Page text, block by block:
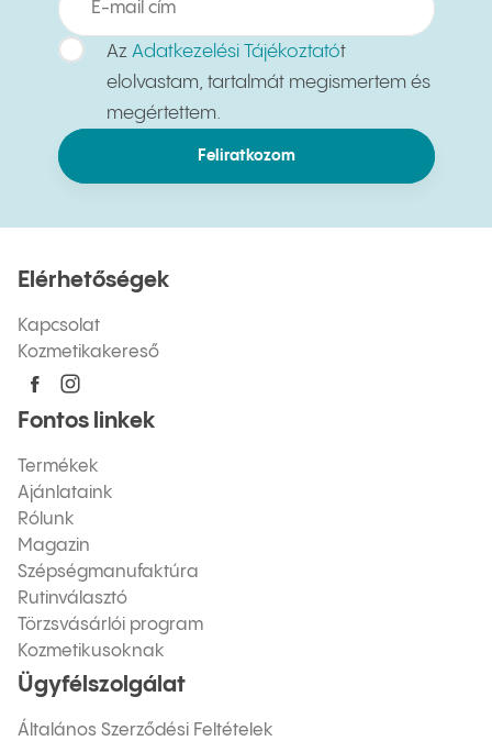
Az Adatkezelési Tájékoztatót
elolvastam, tartalmát megismertem és
megértettem.
Feliratkozom
Elérhetőségek
Kapcsolat
Kozmetikakereső
Fontos linkek
Termékek
Ajánlataink
Rólunk
Magazin
Szépségmanufaktúra
Rutinválasztó
Törzsvásárlói program
Kozmetikusoknak
Ügyfélszolgálat
Általános Szerződési Feltételek